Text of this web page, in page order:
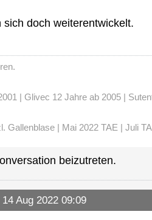
doch weiterentwickelt.
| Glivec 12 Jahre ab 2005 |
Gallenblase | Mai 2022 TAE | Juli
beizutreten.
14 Aug 2022 09:09